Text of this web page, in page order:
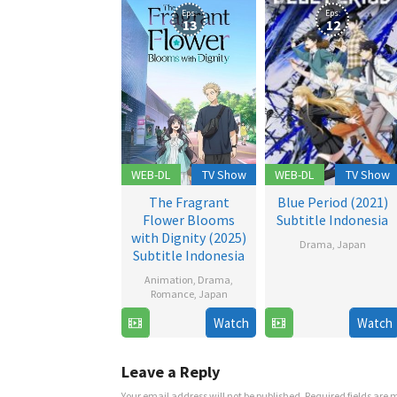
WEB-DL
Eps:
13
TV Show
The Fragrant
Flower Blooms
with Dignity (2025)
Subtitle Indonesia
Animation Drama
Romance, Japan
Watch
WEB-DL
Eps:
12
TV Show
Blue Period (2021)
Subtitle Indonesia
Drama Japan
2021
Watch
Leave a Reply